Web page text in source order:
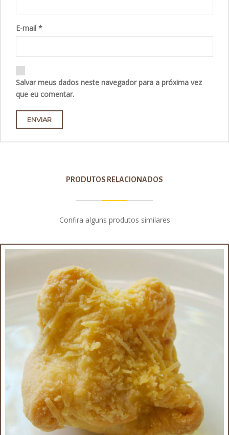
E-mail *
Salvar meus dados neste navegador para a próxima vez
que eu comentar.
PRODUTOS RELACIONADOS
Confira alguns produtos similares